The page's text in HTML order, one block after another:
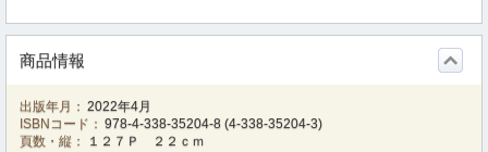
商品情報
出版年月： 2022年4月
ISBNコード： 978-4-338-35204-8 (4-338-35204-3)
頁数・縦：
１２７Ｐ ２２ｃｍ